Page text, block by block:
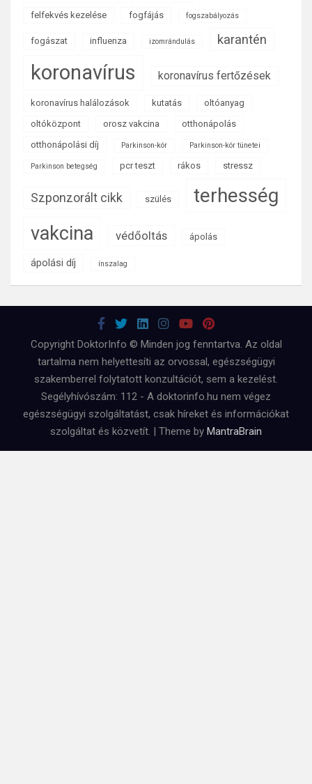
felfekvés kezelése
fogfájás fogszabályozás
fogászat influenza izomrándulás karantén
koronavírus koronavírus fertőzések
koronavírus halálozások kutatás
oltóanyag
oltóközpont
orosz vakcina
otthonápolás
otthonápolási díj
Parkinson-kór Parkinson-kór tünetei
Parkinson betegség pcr teszt rákos stressz
Szponzorált cikk szülés terhesség
vakcina védőoltás ápolás
ápolási díj ínszalag
Copyright DoktorInfo © Minden jog fenntartva. Az oldal
tartalma nem helyettesíti az orvossal, egészségügyi
szakemberrel folytatott konzultációt, sem a kezelést.
Segélyhívószám: 112 - A doktorinfo.hu nem végez
egészségügyi szolgáltatást, csak híreket és információkat
szolgáltat és közvetít. | Theme by MantraBrain